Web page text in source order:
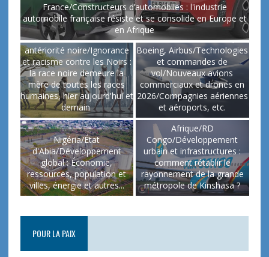
France/Constructeurs d’automobiles : l'industrie
automobile française résiste et se consolide en Europe et
en Afrique
Science/Races humaines et
antériorité noire/Ignorance
et racisme contre les Noirs :
la race noire demeure la
mère de toutes les races
humaines, hier aujourd'hui et
demain
Monde/Aviation civile,
Boeing, Airbus/Technologies
et commandes de
vol/Nouveaux avions
commerciaux et drones en
2026/Compagnies aériennes
et aéroports, etc.
Nigéria/État
d'Abia/Développement
global : Économie,
ressources, population et
villes, énergie et autres...
Afrique/RD
Congo/Développement
urbain et infrastructures :
comment rétablir le
rayonnement de la grande
métropole de Kinshasa ?
POUR LA PAIX